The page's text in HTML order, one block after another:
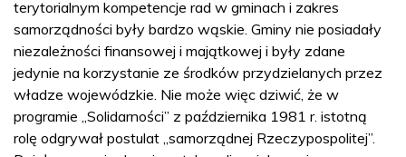
terytorialnym kompetencje rad w gminach i zakres
samorządności były bardzo wąskie. Gminy nie posiadały
niezależności finansowej i majątkowej i były zdane
jedynie na korzystanie ze środków przydzielanych przez
władze wojewódzkie. Nie może więc dziwić, że w
programie „Solidarności” z października 1981 r. istotną
rolę odgrywał postulat „samorządnej Rzeczypospolitej”.